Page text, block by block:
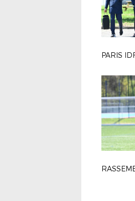
PARIS